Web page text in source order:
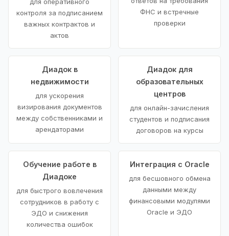
для оперативного
контроля за подписанием
важных контрактов и
актов
ФНС и встречные
проверки
Диадок в
недвижимости
для ускорения
визирования документов
между собственниками и
арендаторами
Диадок для
образовательных
центров
для онлайн-зачисления
студентов и подписания
договоров на курсы
Обучение работе в
Диадоке
для быстрого вовлечения
сотрудников в работу с
ЭДО и снижения
количества ошибок
Интеграция с Oracle
для бесшовного обмена
данными между
финансовыми модулями
Oracle и ЭДО